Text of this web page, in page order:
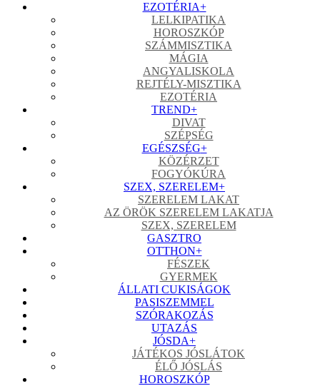
EZOTÉRIA+
LELKIPATIKA
HOROSZKÓP
SZÁMMISZTIKA
MÁGIA
ANGYALISKOLA
REJTÉLY-MISZTIKA
EZOTÉRIA
TREND+
DIVAT
SZÉPSÉG
EGÉSZSÉG+
KÖZÉRZET
FOGYÓKÚRA
SZEX, SZERELEM+
SZERELEM LAKAT
AZ ÖRÖK SZERELEM LAKATJA
SZEX, SZERELEM
GASZTRO
OTTHON+
FÉSZEK
GYERMEK
ÁLLATI CUKISÁGOK
PASISZEMMEL
SZÓRAKOZÁS
UTAZÁS
JÓSDA+
JÁTÉKOS JÓSLÁTOK
ÉLŐ JÓSLÁS
HOROSZKÓP